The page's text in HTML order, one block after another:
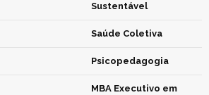
Sustentável
Saúde Coletiva
Psicopedagogia
MBA Executivo em